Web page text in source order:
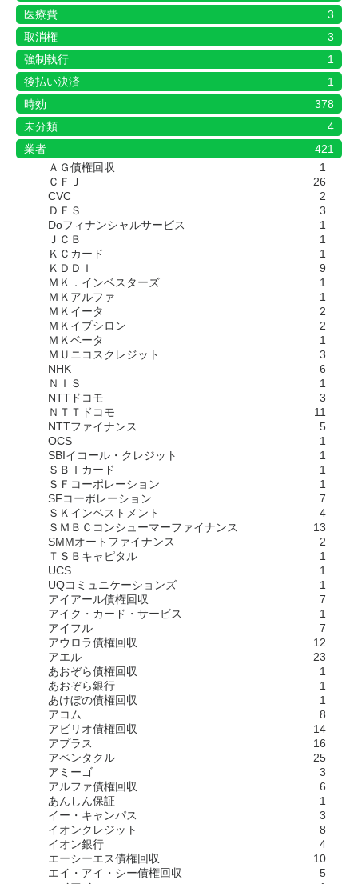
医療費
3
取消権
3
強制執行
1
後払い決済
1
時効
378
未分類
4
業者
421
ＡＧ債権回収
1
ＣＦＪ
26
CVC
2
ＤＦＳ
3
Doフィナンシャルサービス
1
ＪＣＢ
1
ＫＣカード
1
ＫＤＤＩ
9
ＭＫ．インベスターズ
1
ＭＫアルファ
1
ＭＫイータ
2
ＭＫイプシロン
2
ＭＫベータ
1
ＭＵニコスクレジット
3
NHK
6
ＮＩＳ
1
NTTドコモ
3
ＮＴＴドコモ
11
NTTファイナンス
5
OCS
1
SBIイコール・クレジット
1
ＳＢＩカード
1
ＳＦコーポレーション
1
SFコーポレーション
7
ＳＫインベストメント
4
ＳＭＢＣコンシューマーファイナンス
13
SMMオートファイナンス
2
ＴＳＢキャピタル
1
UCS
1
UQコミュニケーションズ
1
アイアール債権回収
7
アイク・カード・サービス
1
アイフル
7
アウロラ債権回収
12
アエル
23
あおぞら債権回収
1
あおぞら銀行
1
あけぼの債権回収
1
アコム
8
アビリオ債権回収
14
アプラス
16
アペンタクル
25
アミーゴ
3
アルファ債権回収
6
あんしん保証
1
イー・キャンパス
3
イオンクレジット
8
イオン銀行
4
エーシーエス債権回収
10
エイ・アイ・シー債権回収
5